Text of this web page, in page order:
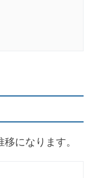
になります。